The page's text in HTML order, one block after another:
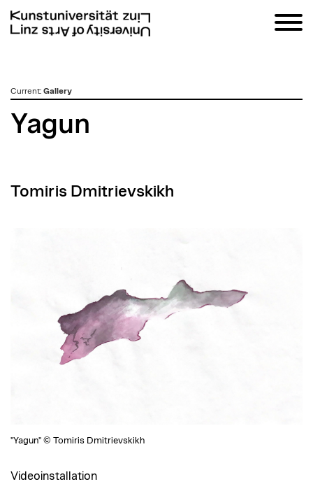
zumCurrent: Gallery
Yagun
Tomiris Dmitrievskikh
"Yagun" © Tomiris Dmitrievskikh
Videoinstallation